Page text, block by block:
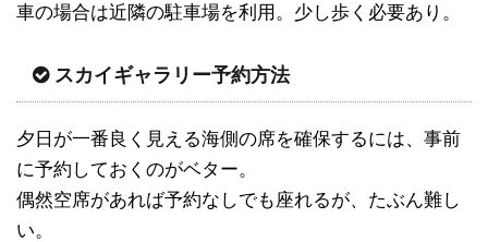
車の場合は近隣の駐車場を利用。少し歩く必要あり。
スカイギャラリー予約方法
夕日が一番良く見える海側の席を確保するには、事前
に予約しておくのがベター。
偶然空席があれば予約なしでも座れるが、たぶん難し
い。